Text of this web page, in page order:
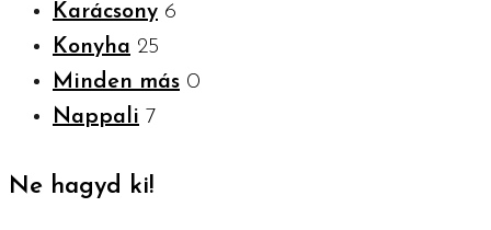
Karácsony 6
Konyha 25
Minden más 0
Nappali 7
Ne hagyd ki!